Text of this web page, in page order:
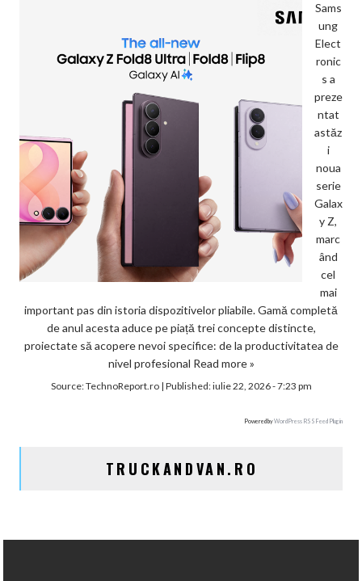
Sams
ung
Elect
ronic
s a
preze
ntat
astăz
i
noua
serie
Galax
y Z,
marc
ând
cel
mai
important pas din istoria dispozitivelor pliabile. Gamă completă
de anul acesta aduce pe piață trei concepte distincte,
proiectate să acopere nevoi specifice: de la productivitatea de
nivel profesional Read more »
Source:TechnoReport.ro| Published:iulie 22, 2026 - 7:23 pm
Powered byWordPress RSS Feed Plugin
TRUCKANDVAN.RO